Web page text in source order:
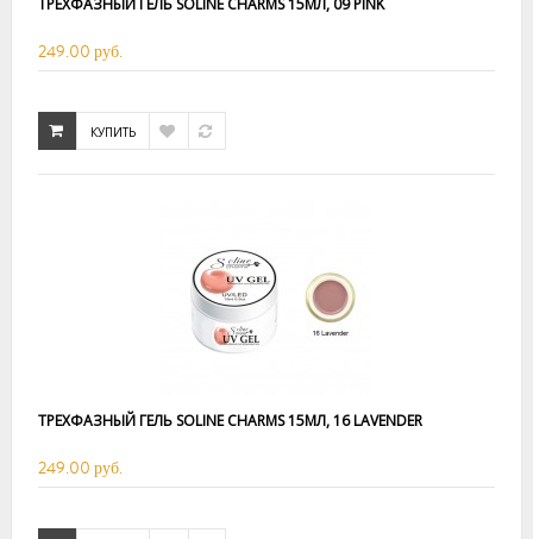
ТРЕХФАЗНЫЙ ГЕЛЬ SOLINE CHARMS 15МЛ, 09 PINK
249.00 руб.
КУПИТЬ
ТРЕХФАЗНЫЙ ГЕЛЬ SOLINE CHARMS 15МЛ, 16 LAVENDER
249.00 руб.